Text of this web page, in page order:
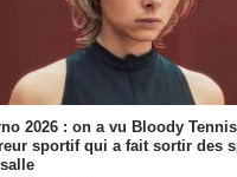
2026 : on a vu Bloody
sportif qui a fait sortir des